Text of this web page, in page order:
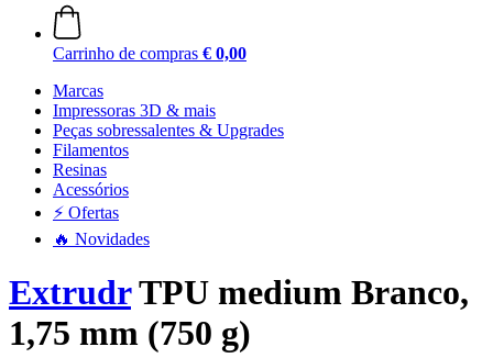
Carrinho de compras € 0,00
Marcas
Impressoras 3D & mais
Peças sobressalentes & Upgrades
Filamentos
Resinas
Acessórios
⚡ Ofertas
🔥 Novidades
ExtrudrTPU medium Branco,
1,75 mm (750 g)